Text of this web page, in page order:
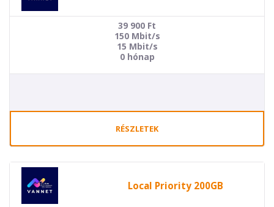
39 900 Ft
150 Mbit/s
15 Mbit/s
0 hónap
RÉSZLETEK
Local Priority 200GB